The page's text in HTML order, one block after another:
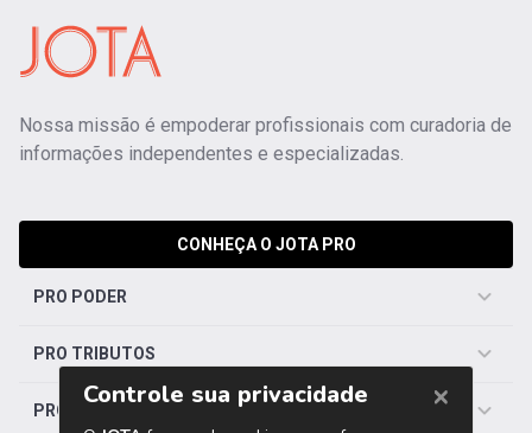
Nossa missão é empoderar profissionais com curadoria de
informações independentes e especializadas.
CONHEÇA O JOTA PRO
PRO PODER
PRO TRIBUTOS
PRO TRABALHISTA